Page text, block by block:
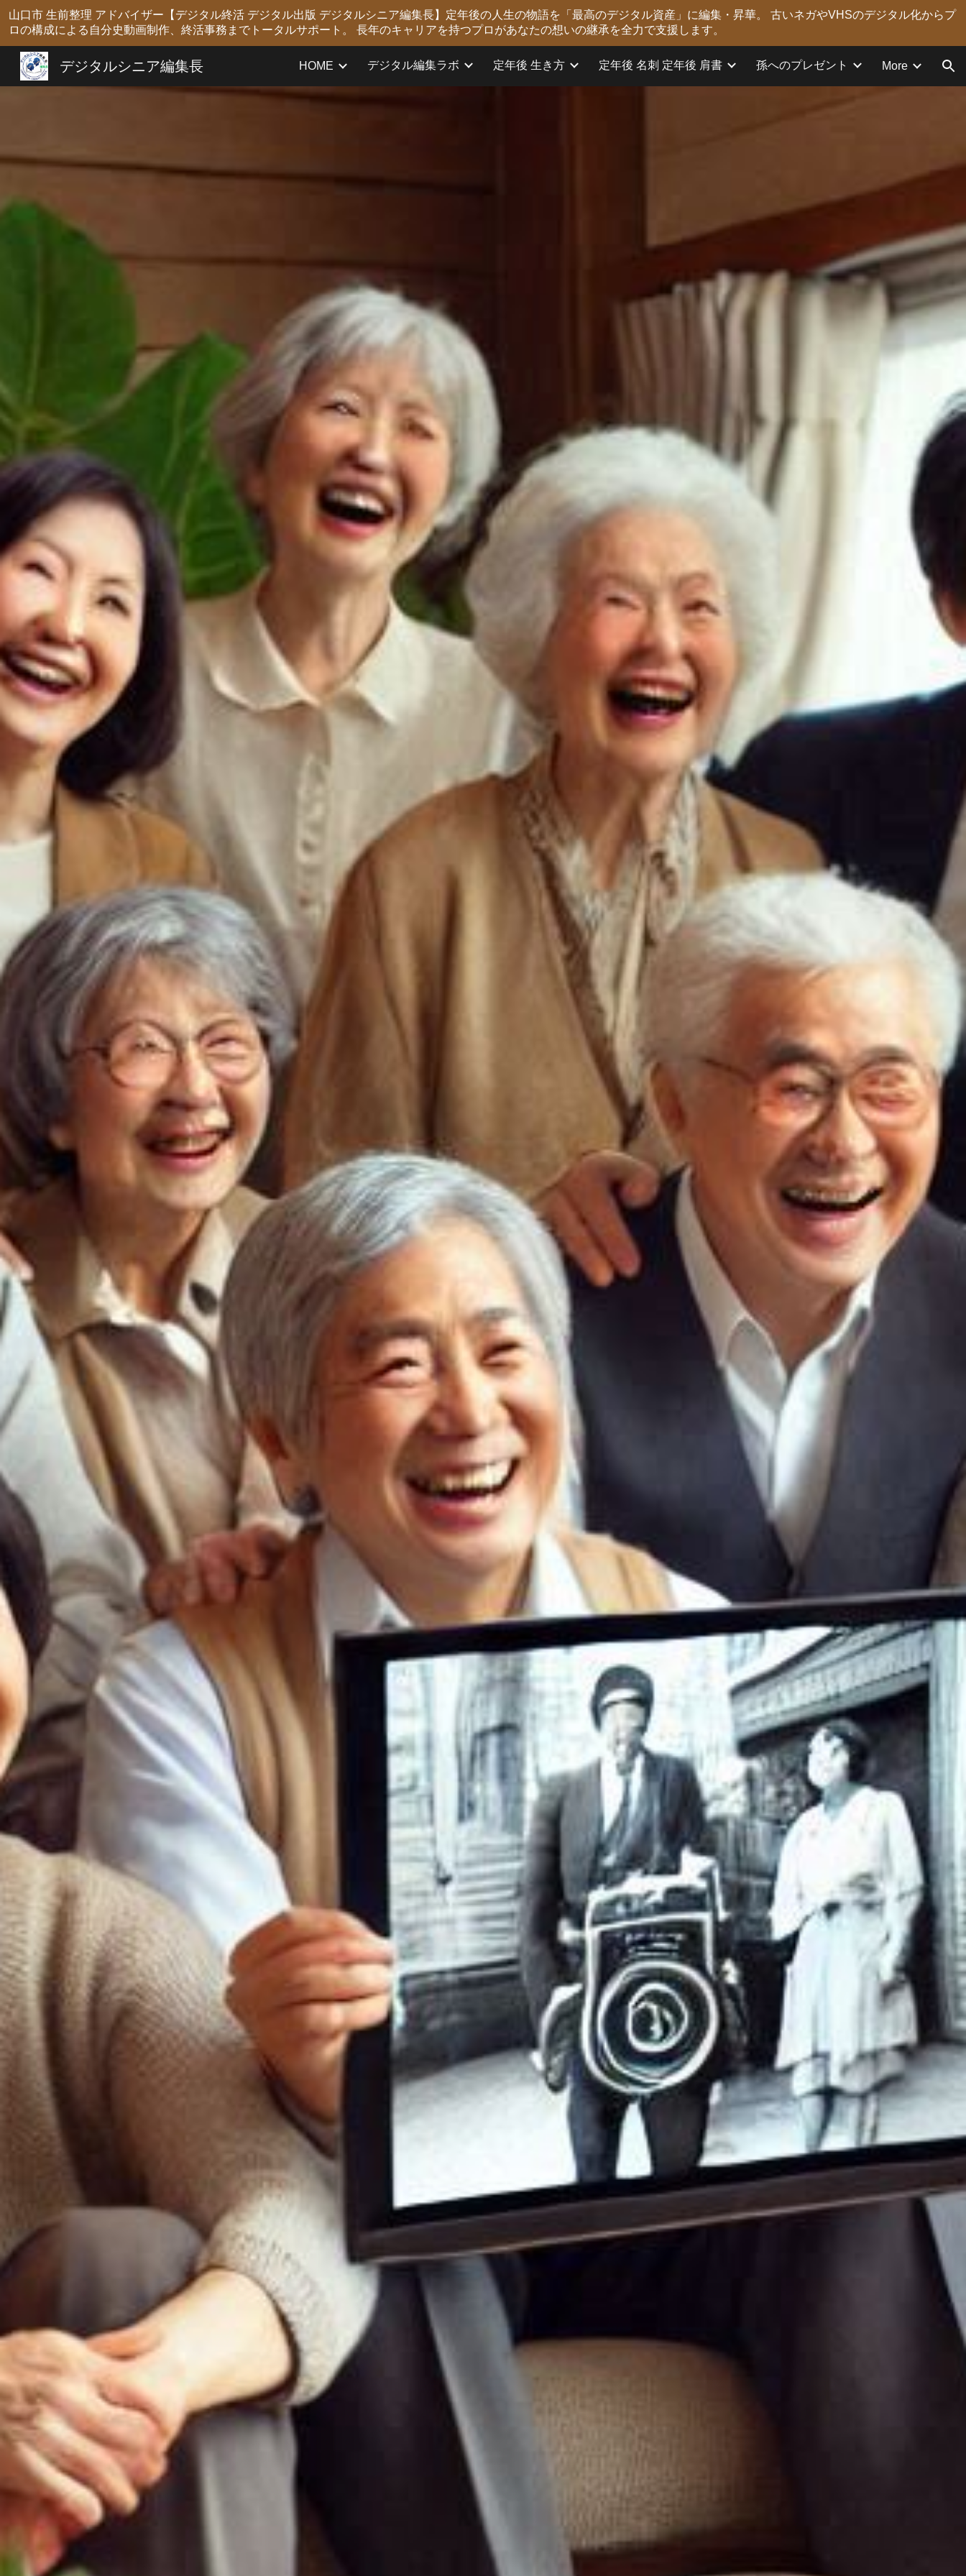
Skip to main content Skip to navigation
山口市 生前整理 アドバイザー【デジタル終活 デジタル出版 デジタルシニア編集長】定年後の人生の物語を「最高のデジタル資産」に編集・昇華。 古いネガやVHSのデジタル化からプ
ロの構成による自分史動画制作、終活事務までトータルサポート。 長年のキャリアを持つプロがあなたの想いの継承を全力で支援します。
デジタルシニア編集長 HOME デジタル編集ラボ 定年後 生き方 定年後 名刺 定年後 肩書 孫へのプレゼント More